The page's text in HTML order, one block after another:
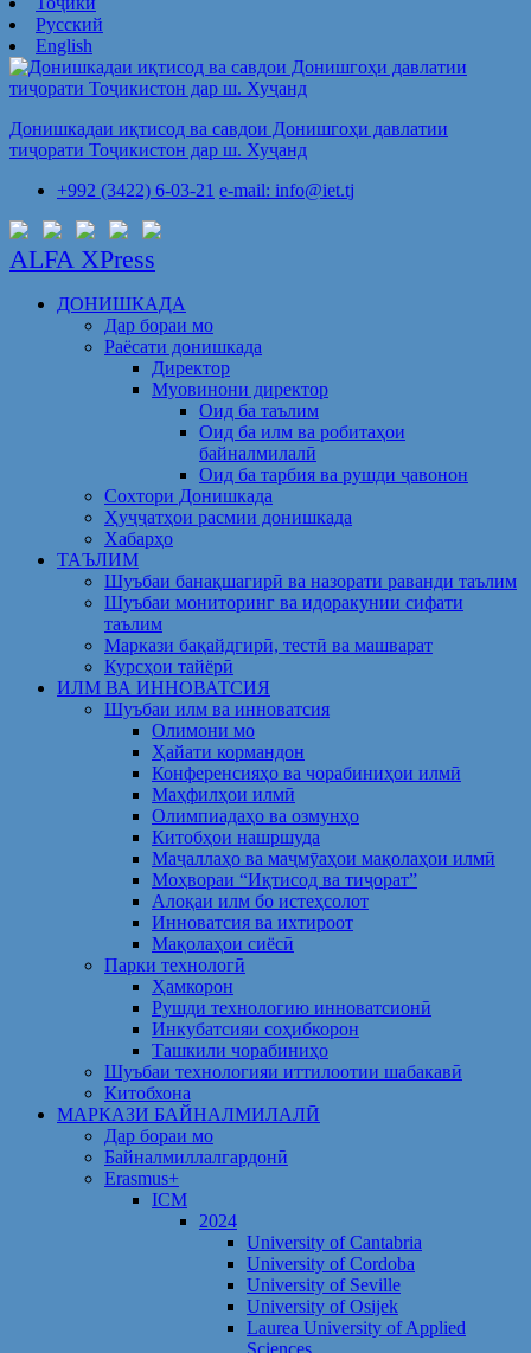
Русский
English
Донишкадаи иқтисод ва савдои Донишгоҳи давлатии
тиҷорати Тоҷикистон дар ш. Хуҷанд
+992 (3422) 6-03-21 e-mail: info@iet.tj
ALFA XPress
ДОНИШКАДА
Дар бораи мо
Раёсати донишкада
Директор
Муовинони директор
Оид ба таълим
Оид ба илм ва робитаҳои
байналмилалӣ
Оид ба тарбия ва рушди ҷавонон
Сохтори Донишкада
Ҳуҷҷатҳои расмии донишкада
Хабарҳо
ТАЪЛИМ
Шуъбаи банақшагирӣ ва назорати раванди таълим
Шуъбаи мониторинг ва идоракунии сифати
таълим
Маркази бақайдгирӣ, тестӣ ва машварат
Курсҳои тайёрӣ
ИЛМ ВА ИННОВАТСИЯ
Шуъбаи илм ва инноватсия
Олимони мо
Ҳайати кормандон
Конференсияҳо ва чорабиниҳои илмӣ
Маҳфилҳои илмӣ
Олимпиадаҳо ва озмунҳо
Китобҳои нашршуда
Маҷаллаҳо ва маҷмӯаҳои мақолаҳои илмӣ
Моҳвораи “Иқтисод ва тиҷорат”
Алоқаи илм бо истеҳсолот
Инноватсия ва ихтироот
Мақолаҳои сиёсӣ
Парки технологӣ
Ҳамкорон
Рушди технологию инноватсионӣ
Инкубатсияи соҳибкорон
Ташкили чорабиниҳо
Шуъбаи технологияи иттилоотии шабакавӣ
Китобхона
МАРКАЗИ БАЙНАЛМИЛАЛӢ
Дар бораи мо
Байналмиллалгардонӣ
Erasmus+
ICM
2024
University of Cantabria
University of Cordoba
University of Seville
University of Osijek
Laurea University of Applied
Sciences